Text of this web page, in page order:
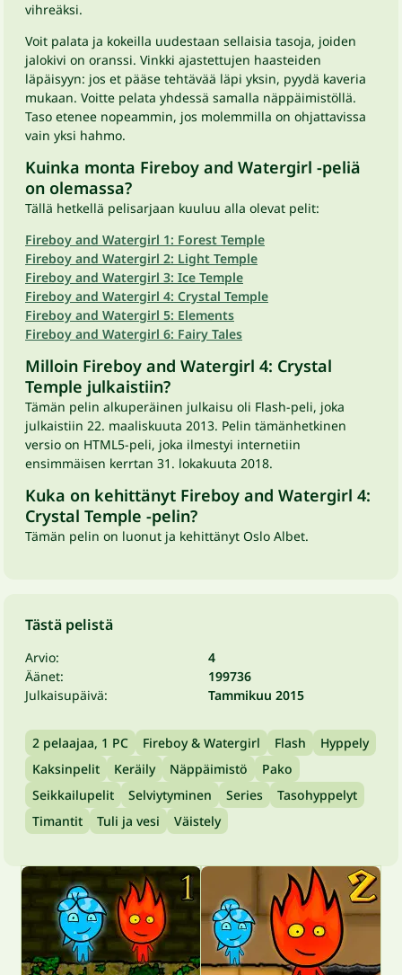
vihreäksi.
Voit palata ja kokeilla uudestaan sellaisia tasoja, joiden
jalokivi on oranssi. Vinkki ajastettujen haasteiden
läpäisyyn: jos et pääse tehtävää läpi yksin, pyydä kaveria
mukaan. Voitte pelata yhdessä samalla näppäimistöllä.
Taso etenee nopeammin, jos molemmilla on ohjattavissa
vain yksi hahmo.
Kuinka monta Fireboy and Watergirl -peliä
on olemassa?
Tällä hetkellä pelisarjaan kuuluu alla olevat pelit:
Fireboy and Watergirl 1: Forest Temple
Fireboy and Watergirl 2: Light Temple
Fireboy and Watergirl 3: Ice Temple
Fireboy and Watergirl 4: Crystal Temple
Fireboy and Watergirl 5: Elements
Fireboy and Watergirl 6: Fairy Tales
Milloin Fireboy and Watergirl 4: Crystal
Temple julkaistiin?
Tämän pelin alkuperäinen julkaisu oli Flash-peli, joka
julkaistiin 22. maaliskuuta 2013. Pelin tämänhetkinen
versio on HTML5-peli, joka ilmestyi internetiin
ensimmäisen kerrtan 31. lokakuuta 2018.
Kuka on kehittänyt Fireboy and Watergirl 4:
Crystal Temple -pelin?
Tämän pelin on luonut ja kehittänyt Oslo Albet.
Tästä pelistä
Arvio:
4
Äänet:
199736
Julkaisupäivä:
Tammikuu 2015
2 pelaajaa, 1 PC Fireboy & Watergirl Flash
Hyppely
Kaksinpelit
Keräily Näppäimistö
Pako
Seikkailupelit
Selviytyminen Series
Tasohyppelyt
Timantit
Tuli ja vesi Väistely